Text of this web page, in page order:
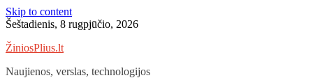
Skip to content
Šeštadienis, 8 rugpjūčio, 2026
ŽiniosPlius.lt
Naujienos, verslas, technologijos